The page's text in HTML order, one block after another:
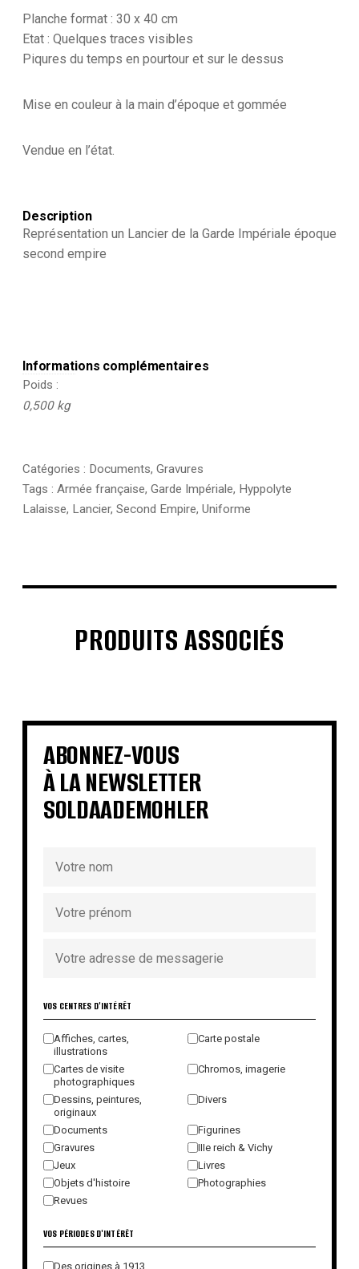
Lancier
de
la
Garde
Hippolyte
Planche format : 30 x 40 cm
Etat : Quelques traces visibles
Piqures du temps en pourtour et sur le dessus
Mise en couleur à la main d’époque et gommée
Vendue en l’état.
Description
Représentation un Lancier de la Garde Impériale époque
second empire
Informations complémentaires
Poids
0,500 kg
Catégories : Documents, Gravures
Tags : Armée française, Garde Impériale, Hyppolyte
Lalaisse, Lancier, Second Empire, Uniforme
PRODUITS ASSOCIÉS
€ €
€ € €
€
ABONNEZ-VOUS
À LA NEWSLETTER
SOLDAADEMOHLER
VOS CENTRES D'INTÉRÊT
Affiches, cartes,
illustrations
Carte postale
Cartes de visite
photographiques
Chromos, imagerie
Dessins, peintures,
originaux
Divers
Documents
Figurines
Gravures
IIIe reich & Vichy
Jeux
Livres
Objets d'histoire
Photographies
Revues
VOS PÉRIODES D'INTÉRÊT
Des origines à 1913